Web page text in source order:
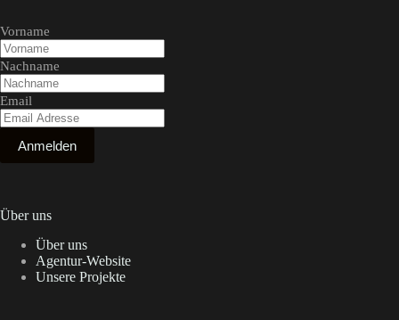
Vorname
Nachname
Email
Anmelden
Über uns
Über uns
Agentur-Website
Unsere Projekte